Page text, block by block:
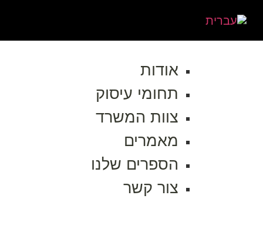
אודות
תחומי עיסוק
צוות המשרד
מאמרים
הספרים שלנו
צור קשר